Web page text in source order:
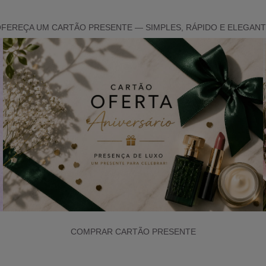
UM CARTÃO PRESENTE — SIMPLES, RÁPIDO E
COMPRAR CARTÃO PRESENTE